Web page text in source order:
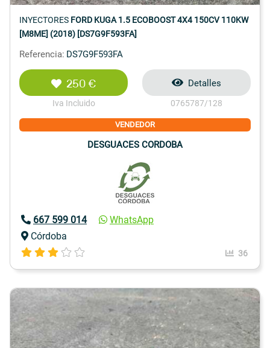
INYECTORES FORD KUGA 1.5 ECOBOOST 4X4 150CV 110KW
[M8ME] (2018) [DS7G9F593FA]
Referencia: DS7G9F593FA
250 €
Iva Incluido
Detalles
0765787/128
VENDEDOR
DESGUACES CORDOBA
667 599 014
WhatsApp
Córdoba
36